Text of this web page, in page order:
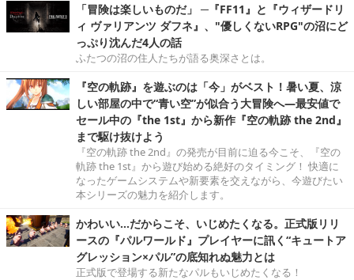
「冒険は楽しいものだ」 ─『FF11』と『ウィザードリ
ィ ヴァリアンツ ダフネ』、"優しくないRPG"の沼にど
っぷり沈んだ4人の話
ふたつの沼の住人たちが語る奥深さとは。
『空の軌跡』を遊ぶのは「今」がベスト！暑い夏、涼
しい部屋の中で“青い空”が似合う大冒険へ―最安値で
セール中の『the 1st』から新作『空の軌跡 the 2nd』
まで駆け抜けよう
『空の軌跡 the 2nd』の発売が目前に迫る今こそ、『空の
軌跡 the 1st』から遊び始める絶好のタイミング！ 快適に
なったゲームシステムや新要素を交えながら、今遊びたい
本シリーズの魅力を紹介します。
かわいい…だからこそ、いじめたくなる。正式版リリ
ースの『パルワールド』プレイヤーに訊く“キュートア
グレッション×パル”の底知れぬ魅力とは
正式版で登場する新たなパルもいじめたくなる！